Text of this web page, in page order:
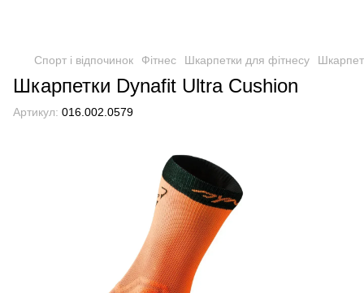
Спорт і відпочинок Фітнес Шкарпетки для фітнесу
Шкарпетки Dynafit Ultra Cushion
Артикул: 016.002.0579